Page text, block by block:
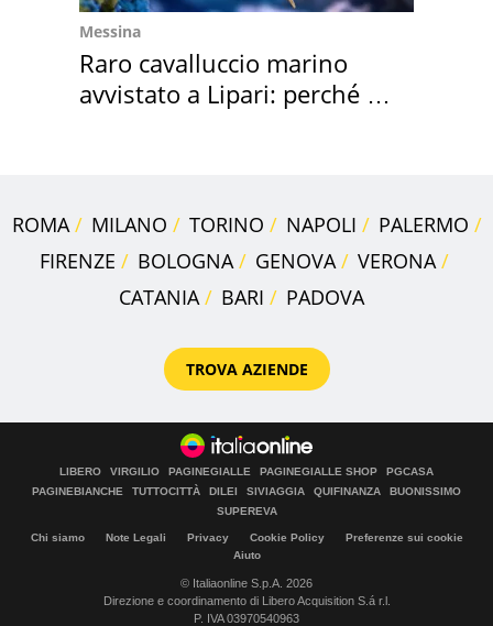
Messina
Raro cavalluccio marino
avvistato a Lipari: perché è
ROMA MILANO TORINO NAPOLI
PALERMO
FIRENZE
BOLOGNA GENOVA
VERONA
CATANIA
BARI PADOVA
TROVA AZIENDE
LIBERO VIRGILIO PAGINEGIALLE PAGINEGIALLE SHOP
PGCASA
PAGINEBIANCHE
TUTTOCITTÀ DILEI SIVIAGGIA QUIFINANZA
BUONISSIMO
SUPEREVA
Chi siamo Note Legali Privacy Cookie Policy
Preferenze sui cookie
Aiuto
© Italiaonline S.p.A. 2026
Direzione e coordinamento di Libero Acquisition S.á r.l.
P. IVA 03970540963